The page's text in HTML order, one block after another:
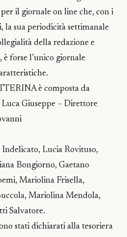
il giornale on line che, con i
la sua periodicità settimanale
della redazione e
forse l’unico giornale
è composta da
Giuseppe – Direttore
Lucia Rovituso,
Bongiorno, Gaetano
Mariolina Frisella,
Mariolina Mendola,
Salvatore.
stati dichiarati alla tesoriera